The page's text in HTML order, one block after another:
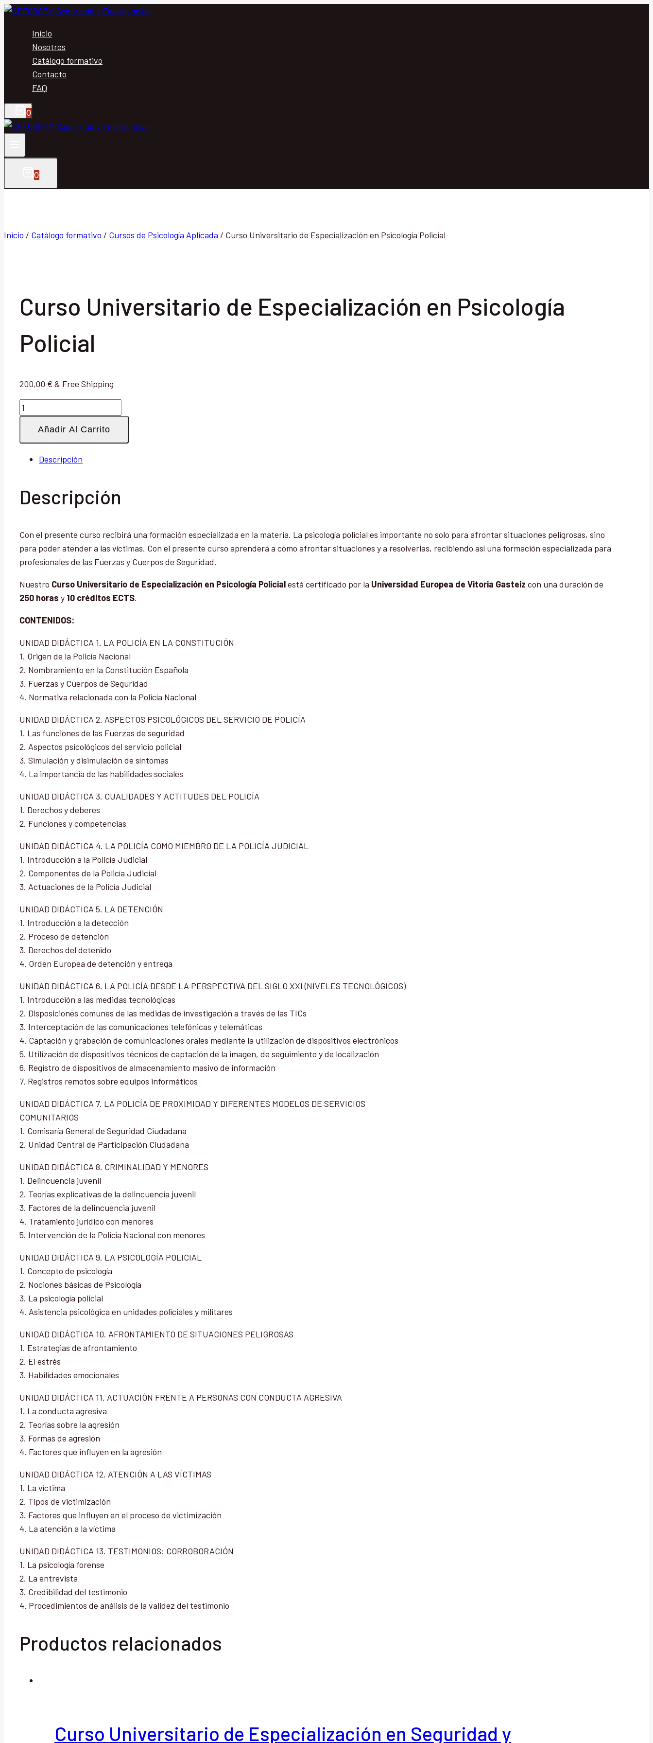
Saltar
contenidoInicio
Nosotros
Catálogo formativo
Contacto
FAQ
0
0
Inicio / Catálogo formativo / Cursos de Psicología Aplicada / Curso Universitario de Especialización en Psicología Policial
Curso Universitario de Especialización en Psicología
Policial
200,00 € & Free Shipping
Curso
Universitario
Especialización
cantidad
Añadir Al Carrito
Descripción
Descripción
Con el presente curso recibirá una formación especializada en la materia. La psicología policial es importante no solo para afrontar situaciones peligrosas, sino
para poder atender a las víctimas. Con el presente curso aprenderá a cómo afrontar situaciones y a resolverlas, recibiendo así una formación especializada para
profesionales de las Fuerzas y Cuerpos de Seguridad.
Nuestro Curso Universitario de Especialización en Psicología Policialestá certificado por la Universidad Europea de Vitoria Gasteiz con una duración de
250 horas y 10 créditos ECTS.
CONTENIDOS:
UNIDAD DIDÁCTICA 1. LA POLICÍA EN LA CONSTITUCIÓN
1. Origen de la Policía Nacional
2. Nombramiento en la Constitución Española
3. Fuerzas y Cuerpos de Seguridad
4. Normativa relacionada con la Policía Nacional
UNIDAD DIDÁCTICA 2. ASPECTOS PSICOLÓGICOS DEL SERVICIO DE POLICÍA
1. Las funciones de las Fuerzas de seguridad
2. Aspectos psicológicos del servicio policial
3. Simulación y disimulación de síntomas
4. La importancia de las habilidades sociales
UNIDAD DIDÁCTICA 3. CUALIDADES Y ACTITUDES DEL POLICÍA
1. Derechos y deberes
2. Funciones y competencias
UNIDAD DIDÁCTICA 4. LA POLICÍA COMO MIEMBRO DE LA POLICÍA JUDICIAL
1. Introducción a la Policía Judicial
2. Componentes de la Policía Judicial
3. Actuaciones de la Policía Judicial
UNIDAD DIDÁCTICA 5. LA DETENCIÓN
1. Introducción a la detección
2. Proceso de detención
3. Derechos del detenido
4. Orden Europea de detención y entrega
UNIDAD DIDÁCTICA 6. LA POLICÍA DESDE LA PERSPECTIVA DEL SIGLO XXI (NIVELES TECNOLÓGICOS)
1. Introducción a las medidas tecnológicas
2. Disposiciones comunes de las medidas de investigación a través de las TICs
3. Interceptación de las comunicaciones telefónicas y telemáticas
4. Captación y grabación de comunicaciones orales mediante la utilización de dispositivos electrónicos
5. Utilización de dispositivos técnicos de captación de la imagen, de seguimiento y de localización
6. Registro de dispositivos de almacenamiento masivo de información
7. Registros remotos sobre equipos informáticos
UNIDAD DIDÁCTICA 7. LA POLICÍA DE PROXIMIDAD Y DIFERENTES MODELOS DE SERVICIOS
COMUNITARIOS
1. Comisaría General de Seguridad Ciudadana
2. Unidad Central de Participación Ciudadana
UNIDAD DIDÁCTICA 8. CRIMINALIDAD Y MENORES
1. Delincuencia juvenil
2. Teorías explicativas de la delincuencia juvenil
3. Factores de la delincuencia juvenil
4. Tratamiento jurídico con menores
5. Intervención de la Policía Nacional con menores
UNIDAD DIDÁCTICA 9. LA PSICOLOGÍA POLICIAL
1. Concepto de psicología
2. Nociones básicas de Psicología
3. La psicología policial
4. Asistencia psicológica en unidades policiales y militares
UNIDAD DIDÁCTICA 10. AFRONTAMIENTO DE SITUACIONES PELIGROSAS
1. Estrategias de afrontamiento
2. El estrés
3. Habilidades emocionales
UNIDAD DIDÁCTICA 11. ACTUACIÓN FRENTE A PERSONAS CON CONDUCTA AGRESIVA
1. La conducta agresiva
2. Teorías sobre la agresión
3. Formas de agresión
4. Factores que influyen en la agresión
UNIDAD DIDÁCTICA 12. ATENCIÓN A LAS VÍCTIMAS
1. La víctima
2. Tipos de victimización
3. Factores que influyen en el proceso de victimización
4. La atención a la víctima
UNIDAD DIDÁCTICA 13. TESTIMONIOS: CORROBORACIÓN
1. La psicología forense
2. La entrevista
3. Credibilidad del testimonio
4. Procedimientos de análisis de la validez del testimonio
Productos relacionados
Curso Universitario de Especialización en Seguridad y